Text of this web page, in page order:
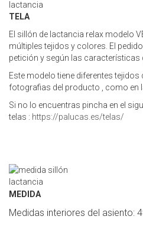
TELA
El sillón de lactancia relax modelo
múltiples tejidos y colores. El
petición y según las características
Este modelo tiene diferentes tejidos
fotografias del producto , como en
Si no lo encuentras pincha en el
telas : https://palucas.es/telas/
MEDIDA
Medidas interiores del asiento: